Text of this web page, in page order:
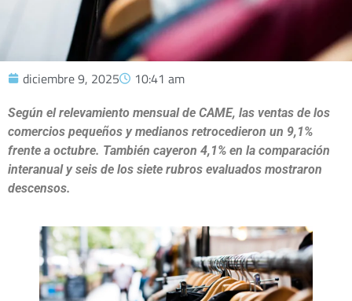
diciembre 9, 2025 10:41 am
Según el relevamiento mensual de CAME, las ventas de los
comercios pequeños y medianos retrocedieron un 9,1%
frente a octubre. También cayeron 4,1% en la comparación
interanual y seis de los siete rubros evaluados mostraron
descensos.